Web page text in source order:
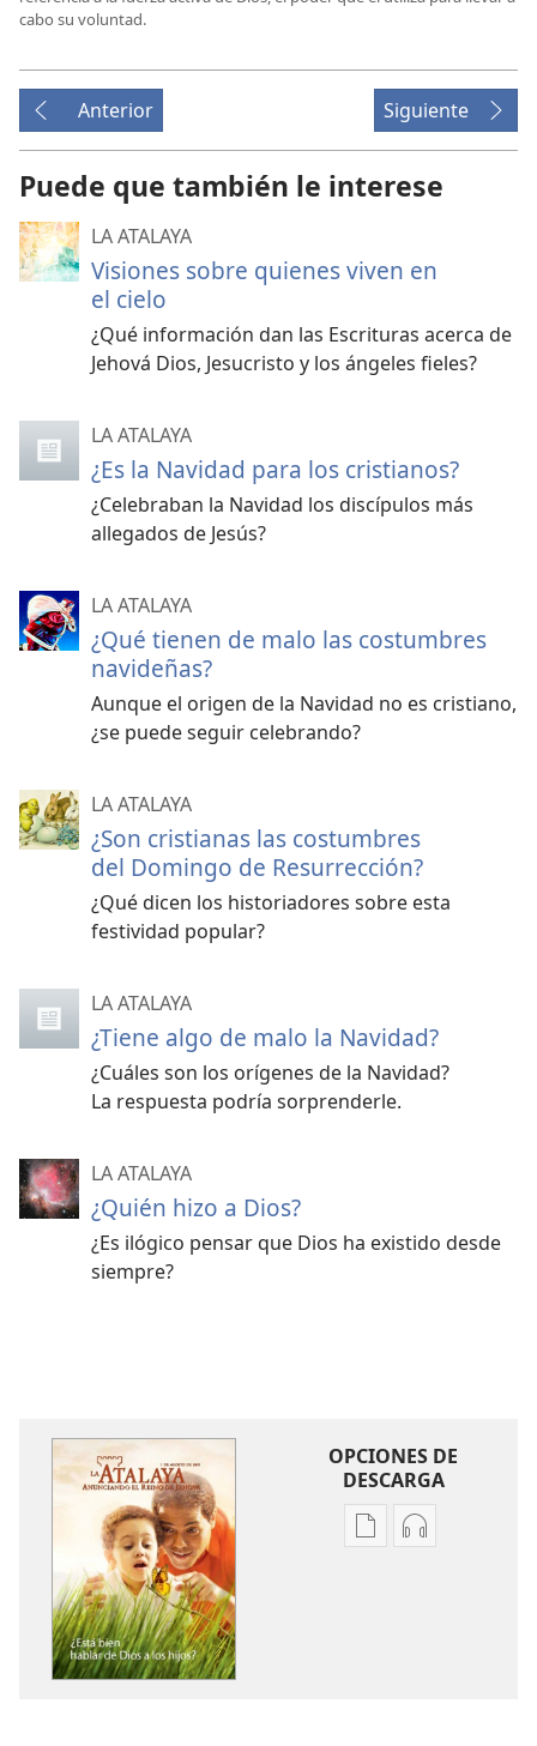
cabo su voluntad.
Anterior Siguiente
Puede que también le interese
LA ATALAYA
Visiones sobre quienes viven en
el cielo
¿Qué información dan las Escrituras acerca de
Jehová Dios, Jesucristo y los ángeles fieles?
LA ATALAYA
¿Es la Navidad para los cristianos?
¿Celebraban la Navidad los discípulos más
allegados de Jesús?
LA ATALAYA
¿Qué tienen de malo las costumbres
navideñas?
Aunque el origen de la Navidad no es cristiano,
¿se puede seguir celebrando?
LA ATALAYA
¿Son cristianas las costumbres
del Domingo de Resurrección?
¿Qué dicen los historiadores sobre esta
festividad popular?
LA ATALAYA
¿Tiene algo de malo la Navidad?
¿Cuáles son los orígenes de la Navidad?
La respuesta podría sorprenderle.
LA ATALAYA
¿Quién hizo a Dios?
¿Es ilógico pensar que Dios ha existido desde
siempre?
OPCIONES DE
DESCARGA
OpcionesOpciones